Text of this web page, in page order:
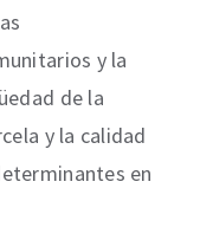
y la
de la
y la calidad
en